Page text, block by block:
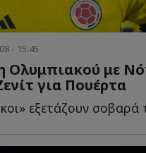
- 15:45
Ολυμπιακού με
για Πουέρτα